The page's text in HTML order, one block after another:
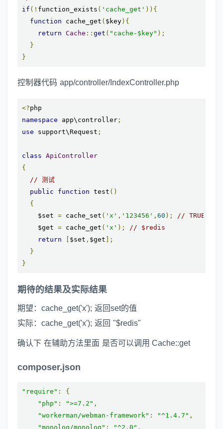
if (! function_exists ( 'cache_get' )){
function cache_get ( $key){
return Cache :: get ( "cache-$key" );
}
}
控制器代码 app/controller/IndexController.php
<?
namespace app\controller ;
use support\Request ;
class ApiController
{
// 测试
public
function test ()
{
    $set
= cache_set ( 'x' , '123456' , 60 );
// TRUE
    $get
= cache_get ( 'x' );
// $redis
return
[ $set , $get ];
}
}
期待的结果及实际结果
期望：cache_get('x'); 返回set的值
实际：cache_get('x'); 返回 "$redis"
确认下 在辅助方法里面 是否可以调用 Cache::get
composer.json
"require" :
{
"php" : ">=7.2" ,
"workerman/webman-framework" : "^1.4.7" ,
"monolog/monolog" : "^2.0" ,